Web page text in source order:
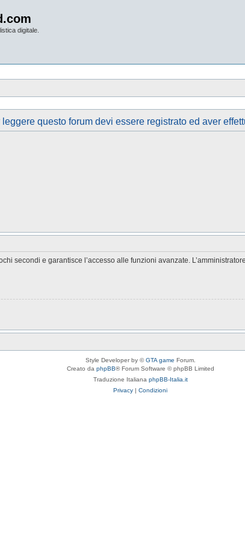
digitale.
leggere questo forum devi essere registrato ed aver
secondi e garantisce l’accesso alle funzioni avanzate.
Style Developer by ©GTA game Forum.
Creato da phpBB® Forum Software © phpBB Limited
Traduzione Italiana phpBB-Italia.it
Privacy | Condizioni